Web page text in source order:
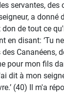
servantes, des
a donné
de tout ce
en disant: ‘Tu
Cananéens,
pour mon fils
dit à mon
(40) Il m'a